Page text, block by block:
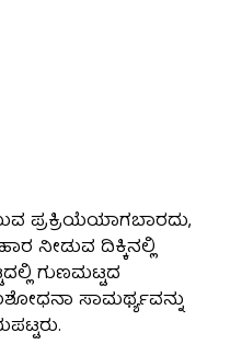
ಪ್ರಕ್ರಿಯೆಯಾಗಬಾರದು,
ನೀಡುವ ದಿಕ್ಕಿನಲ್ಲಿ
ಗುಣಮಟ್ಟದ
ಸಾಮರ್ಥ್ಯವನ್ನು